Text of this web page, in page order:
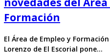
Formación
El Área de Empleo y
Lorenzo de El Escorial pone…